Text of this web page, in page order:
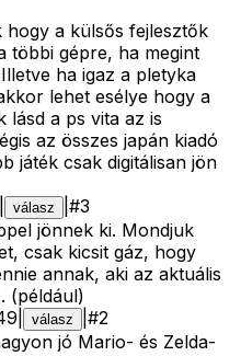
a külsős fejlesztők
többi gépre, ha megint
ha igaz a pletyka
lehet esélye hogy a
lásd a ps vita az is
az összes japán kiadó
játék csak digitálisan jön
válasz #3
jönnek ki. Mondjuk
csak kicsit gáz, hogy
annak, aki az aktuális
(például)
válasz #2
jó Mario- és Zelda-